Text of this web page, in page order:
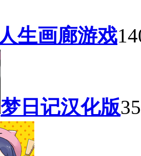
人生画廊游戏
梦日记汉化版